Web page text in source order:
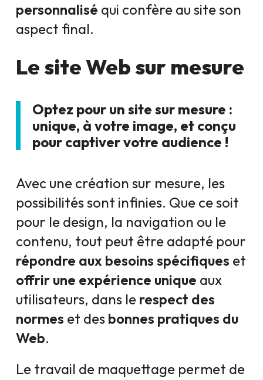
personnalisé qui confère au site son
aspect final.
Le site Web sur mesure
Optez pour un site sur mesure :
unique, à votre image, et conçu
pour captiver votre audience !
Avec une création sur mesure, les
possibilités sont infinies. Que ce soit
pour le design, la navigation ou le
contenu, tout peut être adapté pour
répondre aux besoins spécifiques et
offrir une expérience unique aux
utilisateurs, dans le respect des
normes et des bonnes pratiques du
Web.
Le travail de maquettage permet de